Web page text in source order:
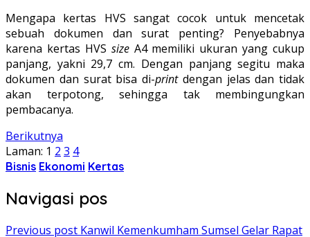
Mengapa kertas HVS sangat cocok untuk mencetak
sebuah dokumen dan surat penting? Penyebabnya
karena kertas HVS size A4 memiliki ukuran yang cukup
panjang, yakni 29,7 cm. Dengan panjang segitu maka
dokumen dan surat bisa di-print dengan jelas dan tidak
akan terpotong, sehingga tak membingungkan
pembacanya.
Berikutnya
Laman: 1 2 3 4
Bisnis Ekonomi Kertas
Navigasi pos
Previous post Kanwil Kemenkumham Sumsel Gelar Rapat